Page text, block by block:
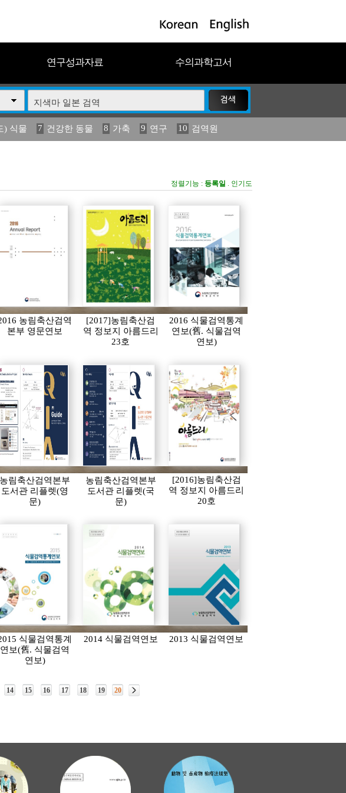
연구성과자료 수의과학고서
) 식물 7 건강한 동물 8 가축 9 연구 10 검역원
역 16 관리 17 연보 18 농림수산 19 2023
정렬기능 : 등록일 . 인기도
농림축산검역
본부 영문연보
[2017]농림축산검
역 정보지 아름드리
23호
2016 식물검역통계
연보(舊. 식물검역
연보)
농림축산검역본부
도서관 리플렛(영
문)
농림축산검역본부
도서관 리플렛(국
문)
[2016]농림축산검
역 정보지 아름드리
20호
식물검역통계
연보(舊. 식물검역
연보)
2014 식물검역연보 2013 식물검역연보
14 15 16 17 18 19 20